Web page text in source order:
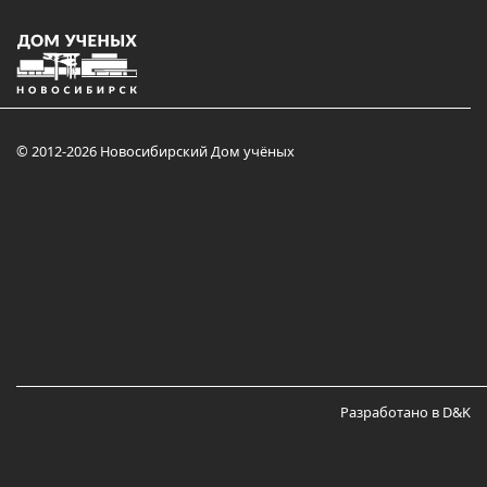
© 2012-2026 Новосибирский Дом учёных
Разработано в D&K